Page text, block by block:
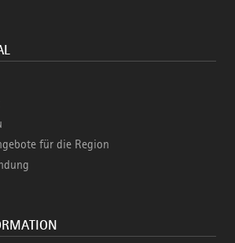
für die Region